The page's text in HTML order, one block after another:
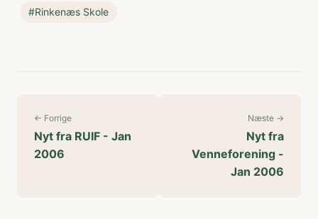
#Rinkenæs Skole
← Forrige
Nyt fra RUIF - Jan
2006
Næste →
Nyt fra
Venneforening -
Jan 2006